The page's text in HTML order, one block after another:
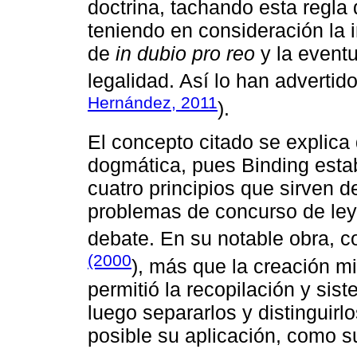
doctrina, tachando esta
teniendo en consideración la
de in dubio pro reo y la
legalidad. Así lo han
Hernández, 2011).
El concepto citado se
dogmática, pues Binding
cuatro principios que sirven
problemas de concurso de
debate. En su notable obra,
(2000), más que la creación
permitió la recopilación y
luego separarlos y
posible su aplicación, como